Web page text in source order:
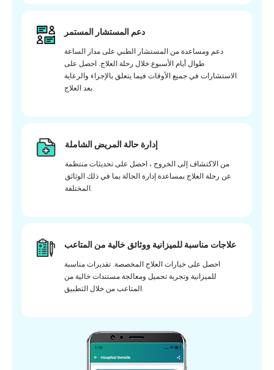
دعم المستشار المستمر
دعم ومساعدة من المستشار الطبي على مدار الساعة
طوال أيام الأسبوع خلال رحلة العلاج. احصل على
الاستشارات في جميع الأوقات فيما يتعلق بالإجراء والرعاية
بعد العلاج.
إدارة حالة المريض الشاملة
من الاكتشاف إلى الخروج ، احصل على تحديثات منتظمة
عن رحلة العلاج بمساعدة إدارة الحالة بما في ذلك الوثائق
المختلفة.
علاجات مناسبة للميزانية ووثائق خالية من المتاعب
احصل على خيارات العلاج المخصصة. تقديرات مناسبة
للميزانية وتجربة تحميل ومعالجة مستندات خالية من
المتاعب من خلال التطبيق.